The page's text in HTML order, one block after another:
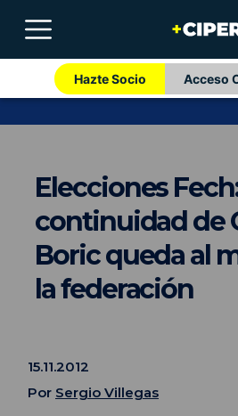
Hazte Socio Acceso
Elecciones
continuidad de
Boric queda al
la federación
15.11.2012
Por Sergio Villegas